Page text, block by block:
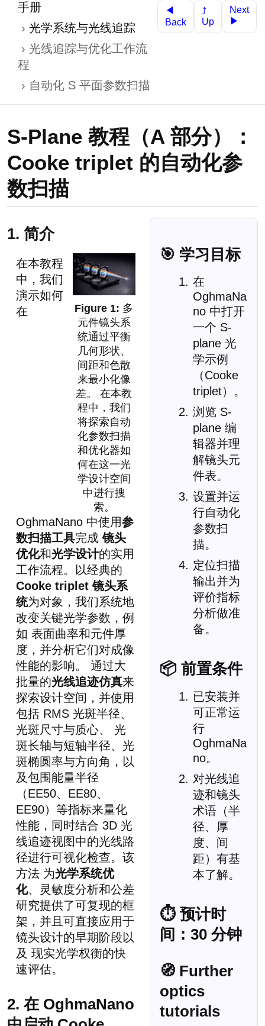
手册
光学系统与光线追踪
光线追踪与优化工作流
程
自动化 S 平面参数扫描
◀
Back
⤴
Up
Next
▶
S-Plane 教程（A 部分）：
Cooke triplet 的自动化参
数扫描
🎯 学习目标
在
OghmaNa
no 中打开
一个 S-
plane 光
学示例
（Cooke
triplet）。
浏览 S-
plane 编
辑器并理
解镜头元
件表。
设置并运
行自动化
参数扫
描。
定位扫描
输出并为
评价指标
分析做准
备。
📦 前置条件
已安装并
可正常运
行
OghmaNa
no。
对光线追
迹和镜头
术语（半
径、厚
度、间
距）有基
本了解。
⏱ 预计时
间：30 分钟
🧭 Further
optics
tutorials
1. 简介
多
元件镜头系
统通过平衡
几何形状、
间距和色散
来最小化像
差。 在本教
程中，我们
将探索自动
化参数扫描
和优化器如
何在这一光
学设计空间
中进行搜
索。
在本教程
中，我们
演示如何
在
OghmaNano 中使用参
数扫描工具完成 镜头
优化和光学设计的实用
工作流程。以经典的
Cooke triplet 镜头系
统为对象，我们系统地
改变关键光学参数，例
如 表面曲率和元件厚
度，并分析它们对成像
性能的影响。 通过大
批量的光线追迹仿真来
探索设计空间，并使用
包括 RMS 光斑半径、
光斑尺寸与质心、 光
斑长轴与短轴半径、光
斑椭圆率与方向角，以
及包围能量半径
（EE50、EE80、
EE90）等指标来量化
性能，同时结合 3D 光
线追迹视图中的光线路
径进行可视化检查。该
方法 为光学系统优
化、灵敏度分析和公差
研究提供了可复现的框
架，并且可直接应用于
镜头设计的早期阶段以
及 现实光学权衡的快
速评估。
2. 在 OghmaNano